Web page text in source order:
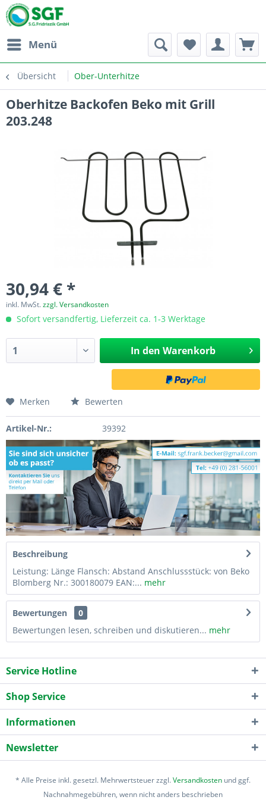
Menü
Übersicht Ober-Unterhitze
Oberhitze Backofen Beko mit Grill
203.248
30,94 € *
inkl. MwSt.zzgl. Versandkosten
Sofort versandfertig, Lieferzeit ca. 1-3 Werktage
In den Warenkorb
Merken Bewerten
Artikel-Nr.: 39392
Beschreibung
Leistung: Länge Flansch: Abstand Anschlussstück: von Beko
Blomberg Nr.: 300180079 EAN:... mehr
Bewertungen
0
Bewertungen lesen, schreiben und diskutieren... mehr
Service Hotline
Shop Service
Informationen
Newsletter
* Alle Preise inkl. gesetzl. Mehrwertsteuer zzgl.Versandkosten und ggf.
Nachnahmegebühren, wenn nicht anders beschrieben